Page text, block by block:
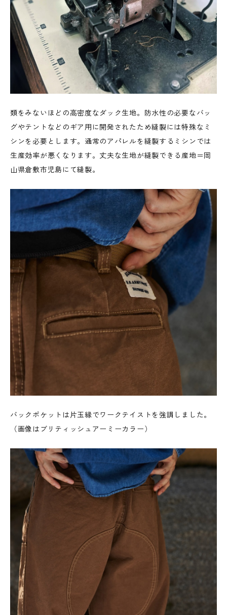
類をみないほどの高密度なダック生地。防水性の必要なバッ
グやテントなどのギア用に開発されたため縫製には特殊なミ
シンを必要とします。通常のアパレルを縫製するミシンでは
生産効率が悪くなります。丈夫な生地が縫製できる産地＝岡
山県倉敷市児島にて縫製。
バックポケットは片玉縁でワークテイストを強調しました。
（画像はブリティッシュアーミーカラー）